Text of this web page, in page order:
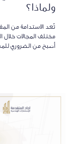
ولماذا؟
تُعد الاستدامة من
مختلف المجالات خلال
أصبح من الضروري